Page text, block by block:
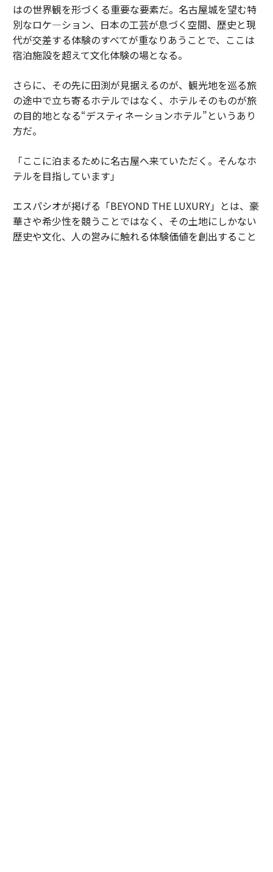
はの世界観を形づくる重要な要素だ。名古屋城を望む特
別なロケ―ション、日本の工芸が息づく空間、歴史と現
代が交差する体験のすべてが重なりあうことで、ここは
宿泊施設を超えて文化体験の場となる。
さらに、その先に田渕が見据えるのが、観光地を巡る旅
の途中で立ち寄るホテルではなく、ホテルそのものが旅
の目的地となる“デスティネーションホテル”というあり
方だ。
「ここに泊まるために名古屋へ来ていただく。そんなホ
テルを目指しています」
エスパシオが掲げる「BEYOND THE LUXURY」とは、豪
華さや希少性を競うことではなく、その土地にしかない
歴史や文化、人の営みに触れる体験価値を創出すること